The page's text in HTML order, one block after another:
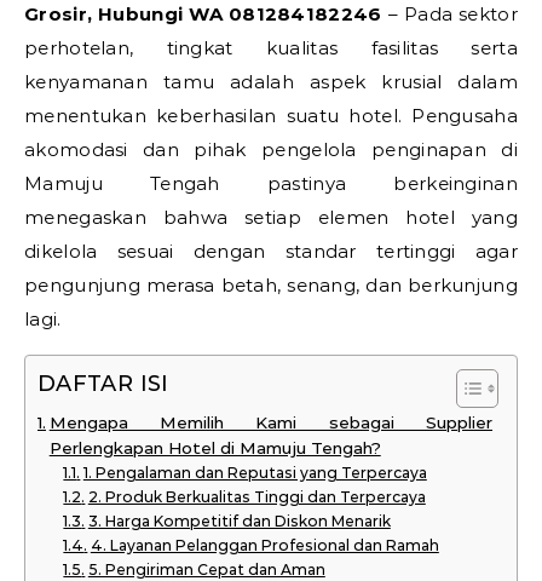
Grosir, Hubungi WA 081284182246 – Pada sektor
perhotelan, tingkat kualitas fasilitas serta
kenyamanan tamu adalah aspek krusial dalam
menentukan keberhasilan suatu hotel. Pengusaha
akomodasi dan pihak pengelola penginapan di
Mamuju Tengah pastinya berkeinginan
menegaskan bahwa setiap elemen hotel yang
dikelola sesuai dengan standar tertinggi agar
pengunjung merasa betah, senang, dan berkunjung
lagi.
DAFTAR ISI
Mengapa Memilih Kami sebagai Supplier
Perlengkapan Hotel di Mamuju Tengah?
1. Pengalaman dan Reputasi yang Terpercaya
2. Produk Berkualitas Tinggi dan Terpercaya
3. Harga Kompetitif dan Diskon Menarik
4. Layanan Pelanggan Profesional dan Ramah
5. Pengiriman Cepat dan Aman